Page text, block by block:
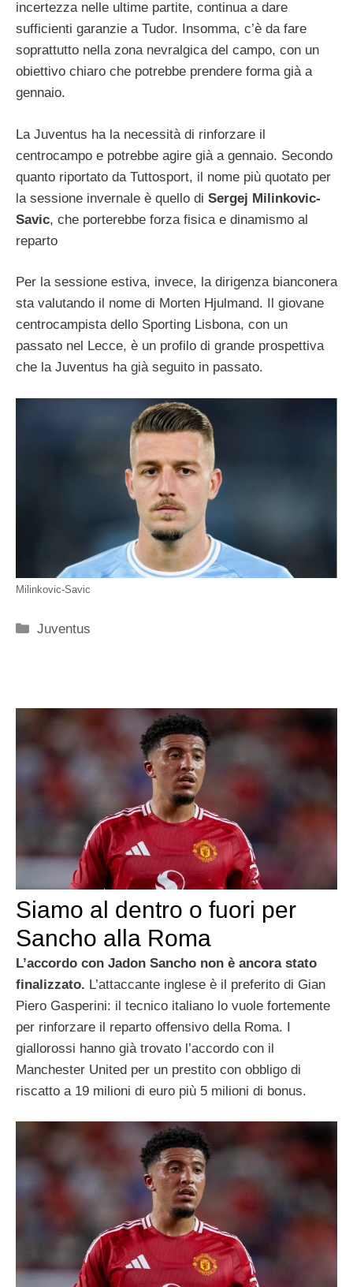
incertezza nelle ultime partite, continua a dare
sufficienti garanzie a Tudor. Insomma, c’è da fare
soprattutto nella zona nevralgica del campo, con un
obiettivo chiaro che potrebbe prendere forma già a
gennaio.
La Juventus ha la necessità di rinforzare il
centrocampo e potrebbe agire già a gennaio. Secondo
quanto riportato da Tuttosport, il nome più quotato per
la sessione invernale è quello di Sergej Milinkovic-
Savic, che porterebbe forza fisica e dinamismo al
reparto
Per la sessione estiva, invece, la dirigenza bianconera
sta valutando il nome di Morten Hjulmand. Il giovane
centrocampista dello Sporting Lisbona, con un
passato nel Lecce, è un profilo di grande prospettiva
che la Juventus ha già seguito in passato.
Milinkovic-Savic
Categorie
Juventus
Siamo al dentro o fuori per
Sancho alla Roma
L’accordo con Jadon Sancho non è ancora stato
finalizzato. L’attaccante inglese è il preferito di Gian
Piero Gasperini: il tecnico italiano lo vuole fortemente
per rinforzare il reparto offensivo della Roma. I
giallorossi hanno già trovato l’accordo con il
Manchester United per un prestito con obbligo di
riscatto a 19 milioni di euro più 5 milioni di bonus.